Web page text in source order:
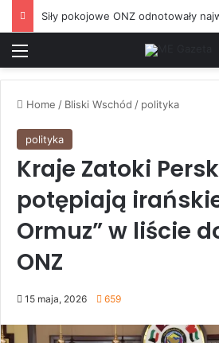
Home / Bliski Wschód / polityka
polityka
Kraje Zatoki
potępiają
Ormuz” w liście
ONZ
15 maja, 2026 659